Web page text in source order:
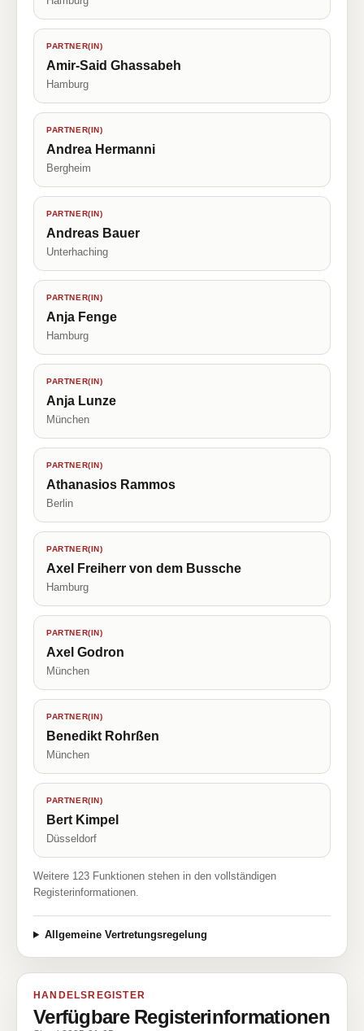
PARTNER(IN)
Amir-Said Ghassabeh
Hamburg
PARTNER(IN)
Andrea Hermanni
Bergheim
PARTNER(IN)
Andreas Bauer
Unterhaching
PARTNER(IN)
Anja Fenge
Hamburg
PARTNER(IN)
Anja Lunze
München
PARTNER(IN)
Athanasios Rammos
Berlin
PARTNER(IN)
Axel Freiherr von dem Bussche
Hamburg
PARTNER(IN)
Axel Godron
München
PARTNER(IN)
Benedikt Rohrßen
München
PARTNER(IN)
Bert Kimpel
Düsseldorf
Weitere 123 Funktionen stehen in den vollständigen
Registerinformationen.
Allgemeine Vertretungsregelung
HANDELSREGISTER
Verfügbare Registerinformationen